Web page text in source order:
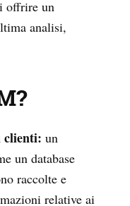
offrire un
analisi,
clienti: un
un database
raccolte e
relative ai